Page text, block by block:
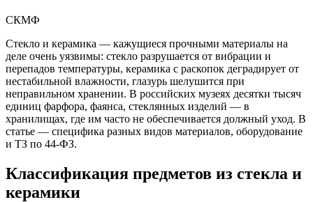
СКМФ
Стекло и керамика — кажущиеся прочными материалы на
деле очень уязвимы: стекло разрушается от вибрации и
перепадов температуры, керамика с раскопок деградирует от
нестабильной влажности, глазурь шелушится при
неправильном хранении. В российских музеях десятки тысяч
единиц фарфора, фаянса, стеклянных изделий — в
хранилищах, где им часто не обеспечивается должный уход. В
статье — специфика разных видов материалов, оборудование
и ТЗ по 44-ФЗ.
Классификация предметов из стекла и
керамики